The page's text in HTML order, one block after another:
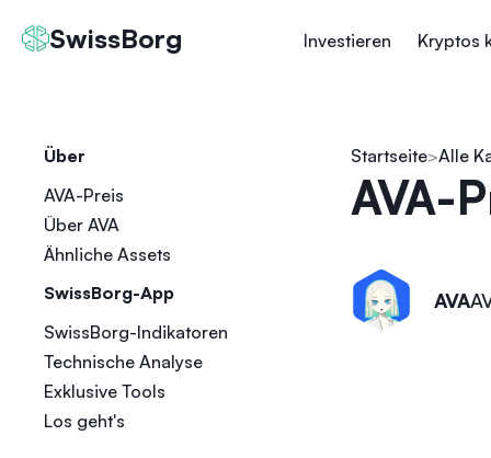
SwissBorg Investieren Kryptos
Über
AVA-Preis
Über AVA
Ähnliche Assets
SwissBorg-App
SwissBorg-Indikatoren
Technische Analyse
Exklusive Tools
Los geht's
Startseite Alle
AVA-
AVA